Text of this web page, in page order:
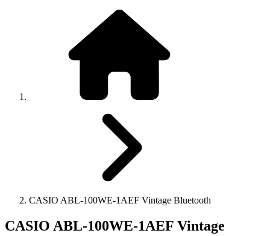
CASIO ABL-100WE-1AEF Vintage Bluetooth
CASIO ABL-100WE-1AEF Vintage